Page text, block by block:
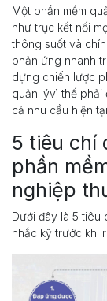
Một phần mềm
như trục kết nối
thông suốt và
phản ứng nhanh
dựng chiến lược
quản lývì thế phải
cả nhu cầu hiện
5 tiêu chí
phần
nghiệp
Dưới đây là 5 tiêu
nhắc kỹ trước khi